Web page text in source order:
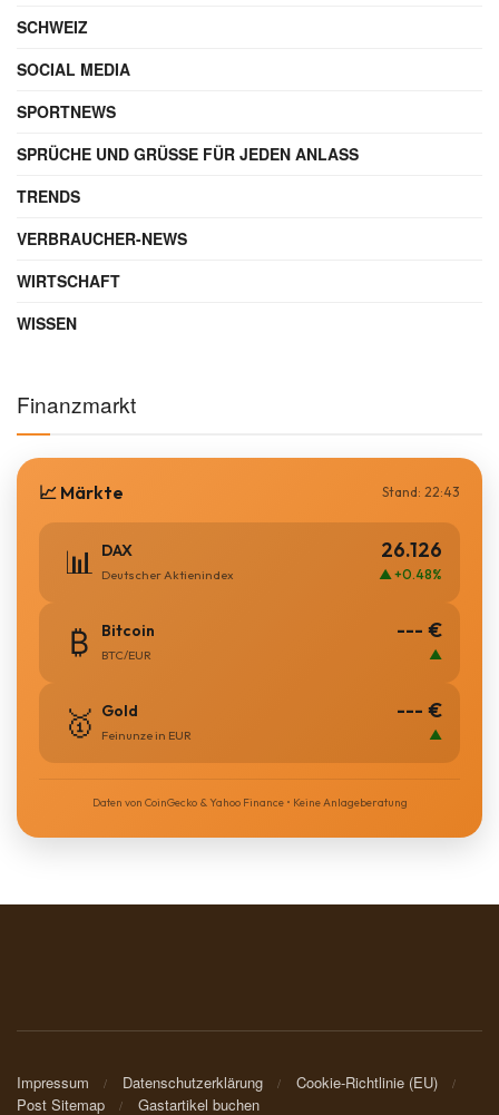
SCHWEIZ
SOCIAL MEDIA
SPORTNEWS
SPRÜCHE UND GRÜSSE FÜR JEDEN ANLASS
TRENDS
VERBRAUCHER-NEWS
WIRTSCHAFT
WISSEN
Finanzmarkt
📈 Märkte Stand: 22:43
📊 DAX
Deutscher Aktienindex
26.126
▲ +0.48%
₿ Bitcoin
BTC/EUR
--- €
▲
🥇 Gold
Feinunze in EUR
--- €
▲
Daten von CoinGecko & Yahoo Finance • Keine Anlageberatung
Impressum Datenschutzerklärung
Cookie-Richtlinie (EU)
Post Sitemap
Gastartikel buchen